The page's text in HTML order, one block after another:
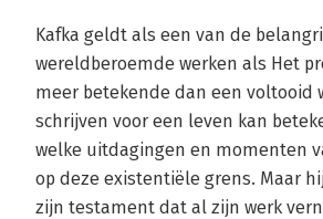
Kafka geldt als een van de
wereldberoemde werken als Het
meer betekende dan een voltooid
schrijven voor een leven kan
welke uitdagingen en momenten
op deze existentiële grens. Maar
zijn testament dat al zijn werk